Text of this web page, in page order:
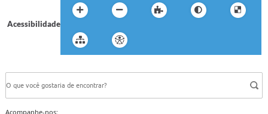
Acessibilidade
Acompanhe-nos: